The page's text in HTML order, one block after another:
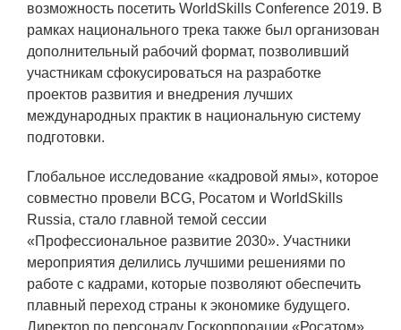
возможность посетить WorldSkills Conference 2019. В
рамках национального трека также был организован
дополнительный рабочий формат, позволивший
участникам сфокусироваться на разработке
проектов развития и внедрения лучших
международных практик в национальную систему
подготовки.
Глобальное исследование «кадровой ямы», которое
совместно провели BCG, Росатом и WorldSkills
Russia, стало главной темой сессии
«Профессиональное развитие 2030». Участники
мероприятия делились лучшими решениями по
работе с кадрами, которые позволяют обеспечить
плавный переход страны к экономике будущего.
Директор по персоналу Госкорпорации «Росатом»